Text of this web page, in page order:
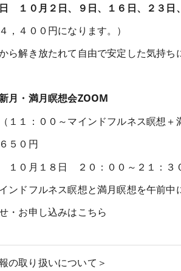
１０月２日、９ 日、１６日、２３
，４００円になります。）
ら解き放たれて自由で安定した気持ち
月・満月瞑想会ZOOM
（１１：００～マインドフルネス瞑
５０円
１０月１８日 ２０：００～２１
ンドフルネス瞑想と満月瞑想を午前中
・お申し込みはこちら
の取り扱いについて＞